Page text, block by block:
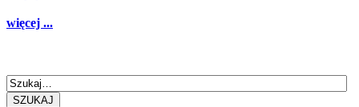
więcej ...
SZUKAJ